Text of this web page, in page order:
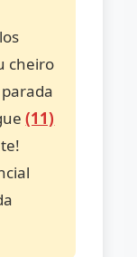
cheiro
(11)